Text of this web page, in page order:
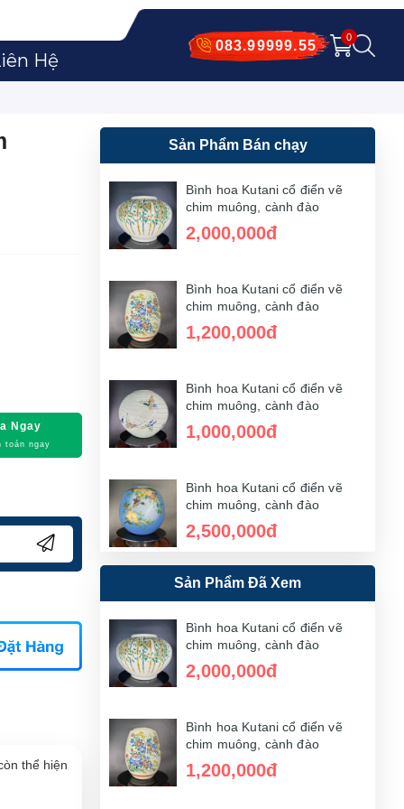
083.99999.55
0
Hệ
Ngay
toán ngay
thể hiện
Sản Phẩm Bán chạy
Bình hoa Kutani cổ điển vẽ
chim muông, cành đào
2,000,000đ
Bình hoa Kutani cổ điển vẽ
chim muông, cành đào
1,200,000đ
Bình hoa Kutani cổ điển vẽ
chim muông, cành đào
1,000,000đ
Bình hoa Kutani cổ điển vẽ
chim muông, cành đào
2,500,000đ
Bình hoa Kutani cổ điển vẽ
chim muông, cành đào
3,500,000đ
1,500,000đ
Sản Phẩm Đã Xem
Bình hoa Kutani cổ điển vẽ
chim muông, cành đào
2,000,000đ
Bình hoa Kutani cổ điển vẽ
chim muông, cành đào
1,200,000đ